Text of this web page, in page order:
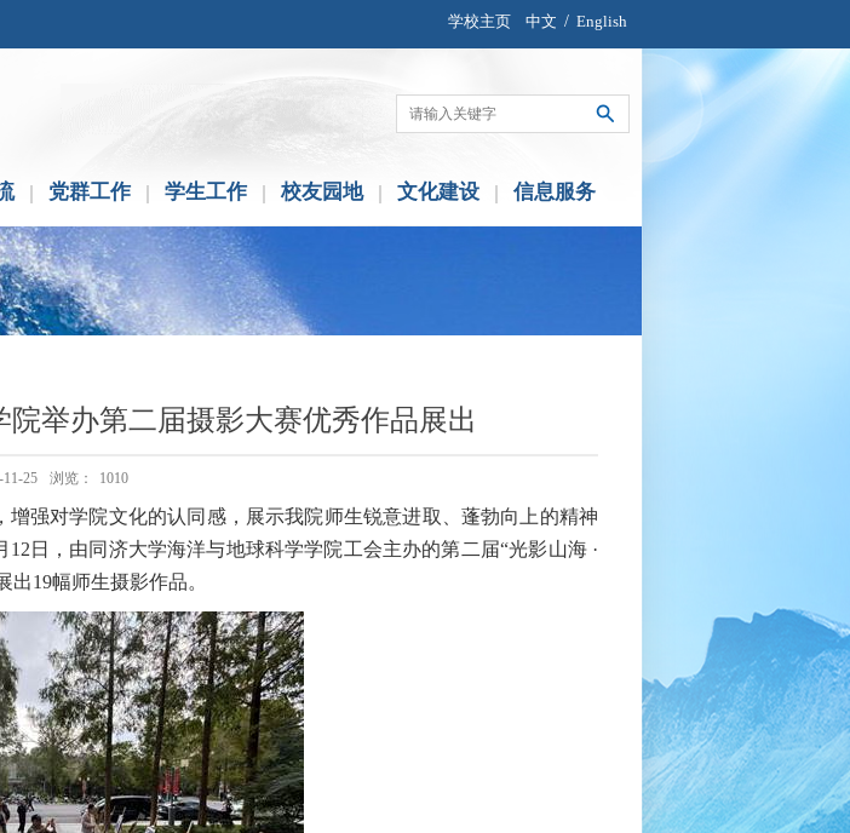
学校主页 中文 / English
党群工作 学生工作 校友园地 文化建设 信息服务
举办第二届摄影大赛优秀作品展出
25 浏览： 1010
强对学院文化的认同感，展示我院师生锐意进取、蓬勃向上的精神
12日，由同济大学海洋与地球科学学院工会主办的第二届“光影山海·
出19幅师生摄影作品。